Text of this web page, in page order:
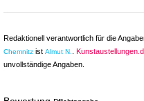
Redaktionell verantwortlich für die
Chemnitz ist Almut N.
unvollständige Angaben.